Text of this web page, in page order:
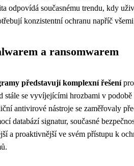
odpovídá současnému trendu, kdy
konzistentní ochranu napříč
a ransomwarem
představují komplexní řešenípro
stále se vyvíjejícími hrozbami v
antivirové nástroje se zaměřovaly
databází signatur, současné
a proaktivnější ve svém přístupu k